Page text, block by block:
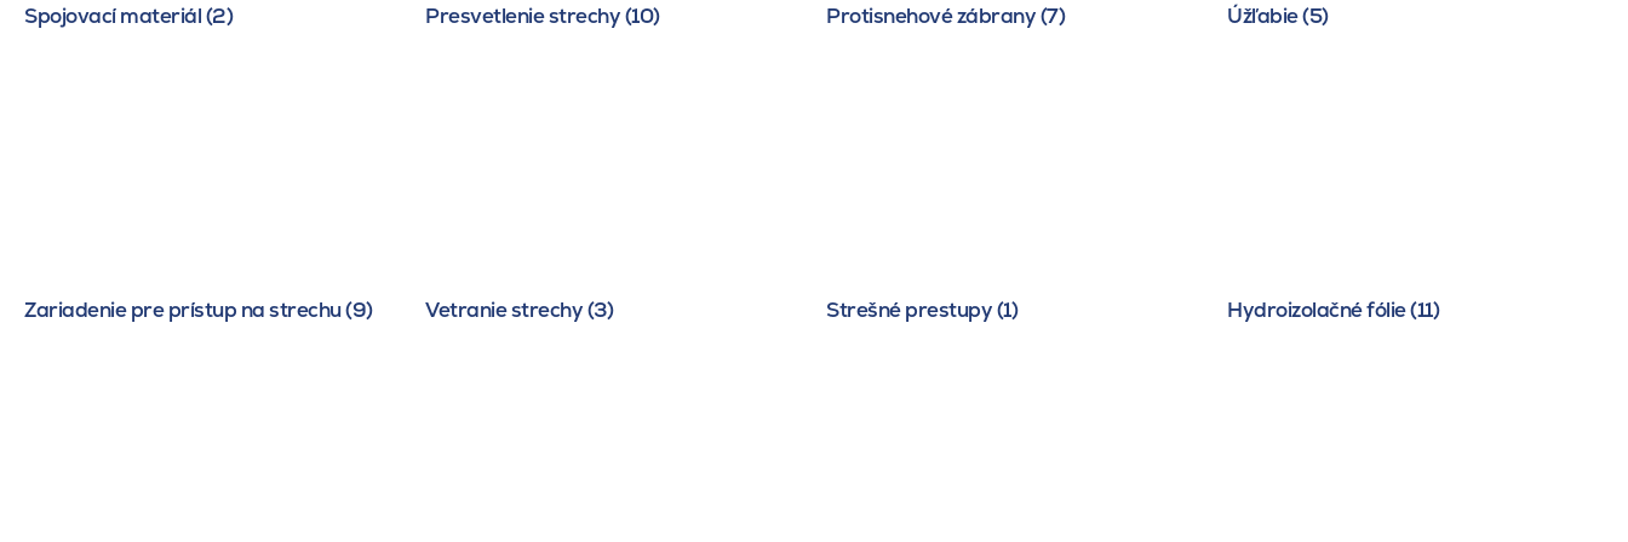
Spojovací materiál (2) Presvetlenie strechy (10) Protisnehové zábrany (7) Úžľabie (5)
Zariadenie pre prístup na strechu (9) Vetranie strechy (3) Strešné prestupy (1) Hydroizolačné fólie (11)